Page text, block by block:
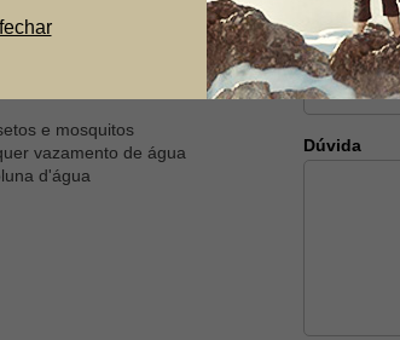
interligadas por elástico interno
virgem proporcionando
e mosquitos
vazamento de água
d'água
Telefone
Dúvida